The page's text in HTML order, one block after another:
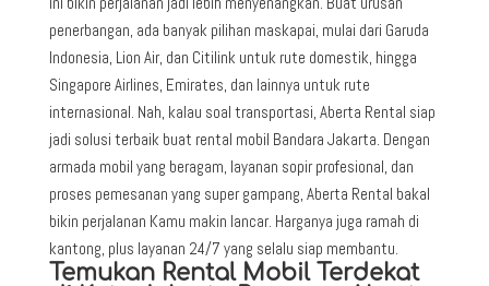
penerbangan, ada banyak pilihan maskapai, mulai dari Garuda
Indonesia, Lion Air, dan Citilink untuk rute domestik, hingga
Singapore Airlines, Emirates, dan lainnya untuk rute
internasional. Nah, kalau soal transportasi, Aberta Rental siap
jadi solusi terbaik buat rental mobil Bandara Jakarta. Dengan
armada mobil yang beragam, layanan sopir profesional, dan
proses pemesanan yang super gampang, Aberta Rental bakal
bikin perjalanan Kamu makin lancar. Harganya juga ramah di
kantong, plus layanan 24/7 yang selalu siap membantu.
Temukan Rental Mobil Terdekat